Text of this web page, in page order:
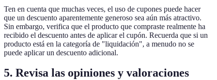
Ten en cuenta que muchas veces, el uso de cupones puede hacer
que un descuento aparentemente generoso sea aún más atractivo.
Sin embargo, verifica que el producto que compraste realmente ha
recibido el descuento antes de aplicar el cupón. Recuerda que si un
producto está en la categoría de "liquidación", a menudo no se
puede aplicar un descuento adicional.
5. Revisa las opiniones y valoraciones